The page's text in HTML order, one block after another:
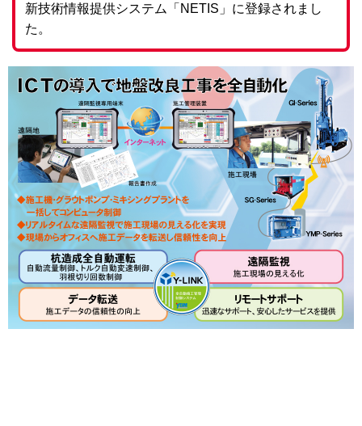
新技術情報提供システム「NETIS」に登録されまし
た。